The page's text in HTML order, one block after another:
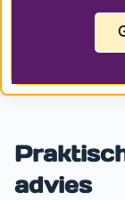
advies